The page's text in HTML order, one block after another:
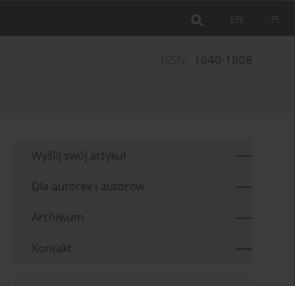
PL
EN
1640-1808
Wyślij swój artykuł
Dla autorek i autorów
Archiwum
Kontakt